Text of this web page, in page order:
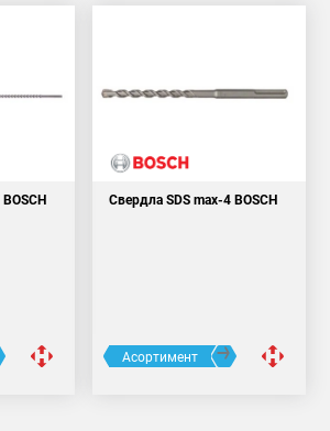
Свердла SDS max-4 BOSCH
Асортимент